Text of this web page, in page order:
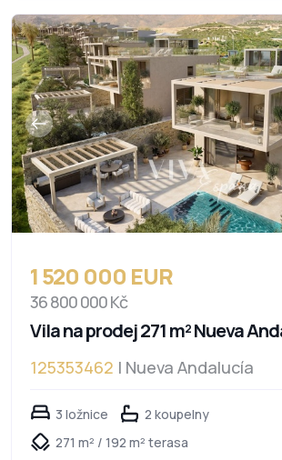
1 520 000 EUR
36 800 000 Kč
Vila na prodej 271 m² Nueva
125353462 | Nueva Andalucía
3 ložnice
2 koupelny
271 m² / 192 m² terasa